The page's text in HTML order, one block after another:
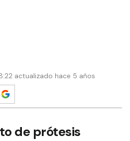
actualizado hace 5 años
de prótesis